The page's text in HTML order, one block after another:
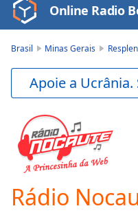
Video
Player
Skip
Backward
Skip
Forward
Mute
Current
Time0:00
Online Radio
Brasil Minas Gerais
Apoie a Ucrânia.
Rádio